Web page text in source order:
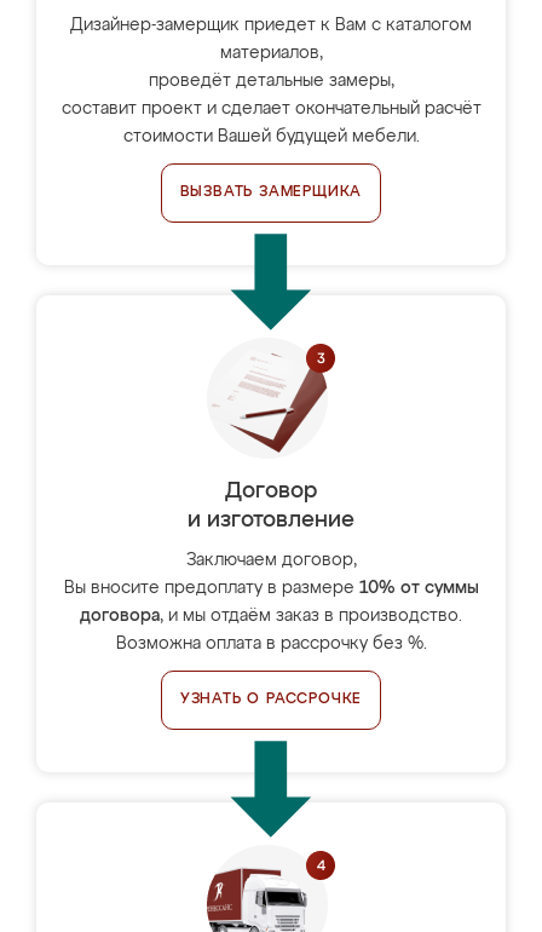
Дизайнер-замерщик приедет к Вам с каталогом
материалов,
проведёт детальные замеры,
составит проект и сделает окончательный расчёт
стоимости Вашей будущей мебели.
ВЫЗВАТЬ ЗАМЕРЩИКА
Договор
и изготовление
Заключаем договор,
Вы вносите предоплату в размере 10% от суммы
договора, и мы отдаём заказ в производство.
Возможна оплата в рассрочку без %.
УЗНАТЬ О РАССРОЧКЕ